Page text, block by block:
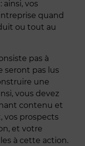
vos
quand
ou tout au
pas à
seront pas lus
une
vous devez
contenu et
vos prospects
et votre
à cette action.